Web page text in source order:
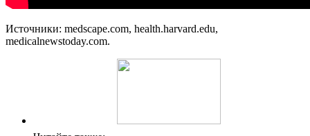
Источники: medscape.com, health.harvard.edu,
medicalnewstoday.com.